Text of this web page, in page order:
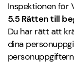
Inspektionen för
5.5 Rätten till
Du har rätt att
dina